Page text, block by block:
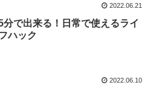
2022.06.21
分で出来る！日常で使えるライ
ハック
2022.06.10